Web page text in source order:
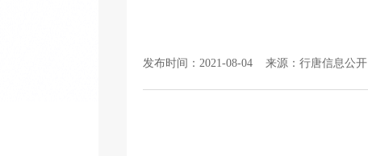
发布时间：2021-08-04 来源：行唐信息公开